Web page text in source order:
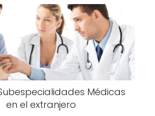
Médicas
en el extranjero